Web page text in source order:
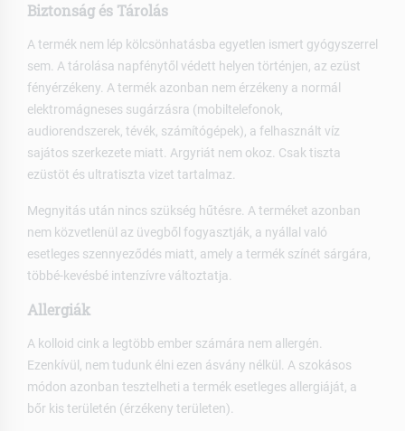
Biztonság és Tárolás
A termék nem lép kölcsönhatásba egyetlen ismert gyógyszerrel
sem. A tárolása napfénytől védett helyen történjen, az ezüst
fényérzékeny. A termék azonban nem érzékeny a normál
elektromágneses sugárzásra (mobiltelefonok,
audiorendszerek, tévék, számítógépek), a felhasznált víz
sajátos szerkezete miatt. Argyriát nem okoz. Csak tiszta
ezüstöt és ultratiszta vizet tartalmaz.
Megnyitás után nincs szükség hűtésre. A terméket azonban
nem közvetlenül az üvegből fogyasztják, a nyállal való
esetleges szennyeződés miatt, amely a termék színét sárgára,
többé-kevésbé intenzívre változtatja.
Allergiák
A kolloid cink a legtöbb ember számára nem allergén.
Ezenkívül, nem tudunk élni ezen ásvány nélkül. A szokásos
módon azonban tesztelheti a termék esetleges allergiáját, a
bőr kis területén (érzékeny területen).